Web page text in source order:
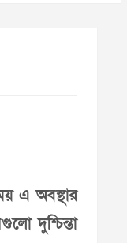
এ অবস্থার
দুশ্চিন্তা